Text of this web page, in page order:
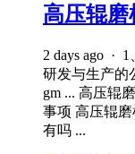
高压辊磨
2 days ago ·
研发与生产的
gm ... 高压辊
事项 高压辊
有吗 ...